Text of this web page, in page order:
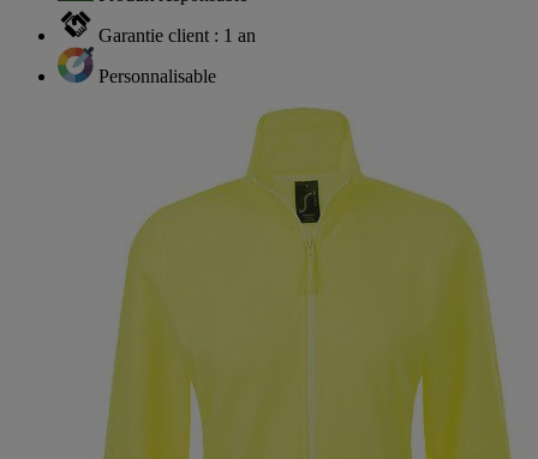
Garantie client : 1 an
Personnalisable